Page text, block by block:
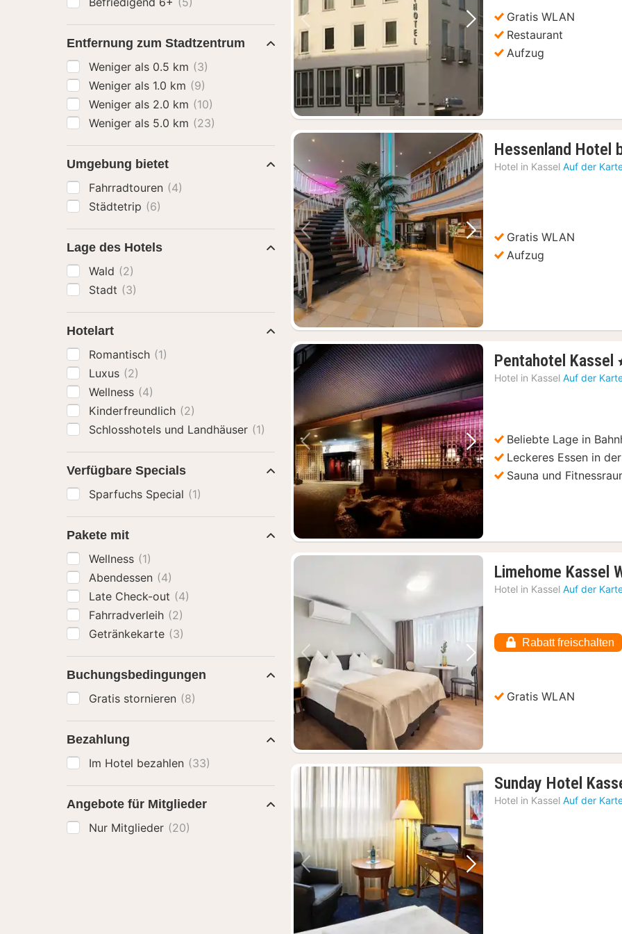
Vorheriges Bild Nächstes Bild
Gratis WLAN
Restaurant
Aufzug
Vorheriges Bild Nächstes Bild
Hessenland Hotel
Hotel in Kassel Auf der
Gratis WLAN
Aufzug
Vorheriges Bild Nächstes Bild
Pentahotel Kassel ,
Hotel in Kassel Auf der
Beliebte Lage in
Leckeres Essen in
Sauna und
Vorheriges Bild Nächstes Bild
Limehome Kassel
Hotel in Kassel Auf der
Rabatt freischalten
Gratis WLAN
Vorheriges Bild Nächstes Bild
Sunday Hotel
Hotel in Kassel Auf der
Entfernung zum Stadtzentrum
Weniger als 0.5 km (3)
Weniger als 1.0 km (9)
Weniger als 2.0 km (10)
Weniger als 5.0 km (23)
Umgebung bietet
Fahrradtouren (4)
Städtetrip (6)
Lage des Hotels
Wald (2)
Stadt (3)
Hotelart
Romantisch (1)
Luxus (2)
Wellness (4)
Kinderfreundlich (2)
Schlosshotels und Landhäuser (1)
Verfügbare Specials
Sparfuchs Special (1)
Pakete mit
Wellness (1)
Abendessen (4)
Late Check-out (4)
Fahrradverleih (2)
Getränkekarte (3)
Buchungsbedingungen
Gratis stornieren (8)
Bezahlung
Im Hotel bezahlen (33)
Angebote für Mitglieder
Nur Mitglieder (20)